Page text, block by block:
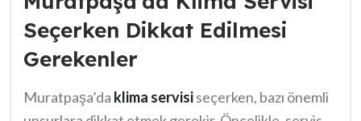
Seçerken Dikkat Edilmesi
Gerekenler
Muratpaşa’da klima servisiseçerken, bazı önemli